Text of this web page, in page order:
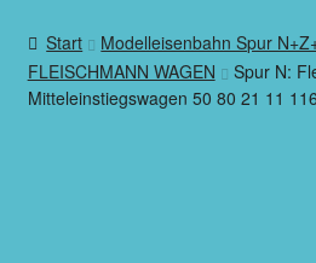
Start Modelleisenbahn Spur
FLEISCHMANN WAGEN
Spur N:
Mitteleinstiegswagen 50 80 21 11